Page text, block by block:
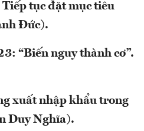
tục đặt mục tiêu
Đức).
“Biến nguy thành cơ”.
xuất nhập khẩu trong
Duy Nghĩa).